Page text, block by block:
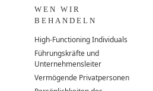
WEN WIR
BEHANDELN
High-Functioning Individuals
Führungskräfte und
Unternehmensleiter
Vermögende Privatpersonen